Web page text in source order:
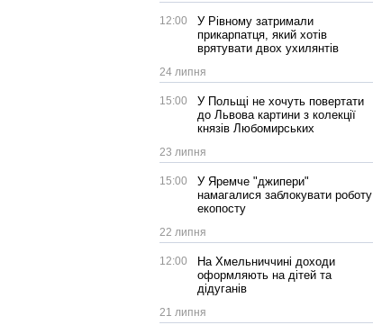
12:00
У Рівному затримали
прикарпатця, який хотів
врятувати двох ухилянтів
24 липня
15:00
У Польщі не хочуть повертати
до Львова картини з колекції
князів Любомирських
23 липня
15:00
У Яремче "джипери"
намагалися заблокувати роботу
екопосту
22 липня
12:00
На Хмельниччині доходи
оформляють на дітей та
дідуганів
21 липня